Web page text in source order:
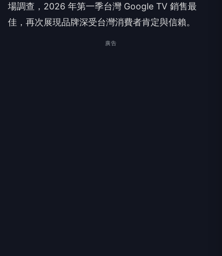
場調查，2026 年第一季台灣 Google TV 銷售最
佳，再次展現品牌深受台灣消費者肯定與信賴。
廣告